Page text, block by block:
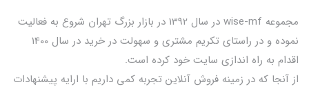
مجموعه wise-mf در سال 1392 در بازار بزرگ تهران شروع به فعالیت
نموده و در راستای تکریم مشتری و سهولت در خرید در سال 1400
اقدام به راه اندازی سایت خود کرده است.
از آنجا که در زمینه فروش آنلاین تجربه کمی داریم با ارایه پیشنهادات